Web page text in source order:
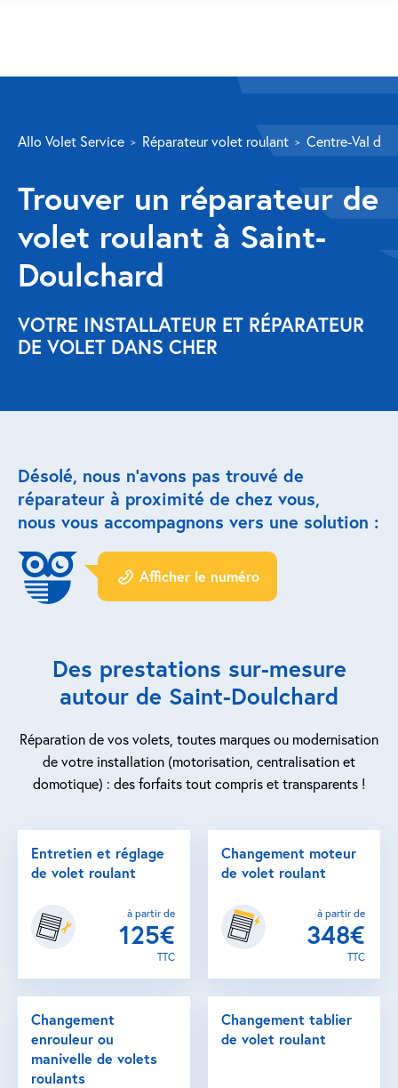
Volet roulant
Réparation
Volet roulant Velux
Au-delà de la fenêtre
Réparation store banne
Réparation portail
Modernisation et domotique
Centralisation volets roulants
Motoriser un volet roulant
ESPACE PRO
Nous recrutons
QUI SOMMES-NOUS ?
Allo Volet Service Réparateur volet roulant Centre-Val de
Trouver un réparateur de
volet roulant à Saint-
Doulchard
VOTRE INSTALLATEUR ET RÉPARATEUR
DE VOLET DANS CHER
Désolé, nous n’avons pas trouvé de
réparateur à proximité de chez vous,
nous vous accompagnons vers une solution :
Afficher le numéro
Des prestations sur-mesure
autour de Saint-Doulchard
Réparation de vos volets, toutes marques ou modernisation
de votre installation (motorisation, centralisation et
domotique) : des forfaits tout compris et transparents !
Entretien et réglage
de volet roulant
à partir de
125€
TTC
Changement moteur
de volet roulant
à partir de
348€
TTC
Changement
enrouleur ou
manivelle de volets
roulants
Changement tablier
de volet roulant